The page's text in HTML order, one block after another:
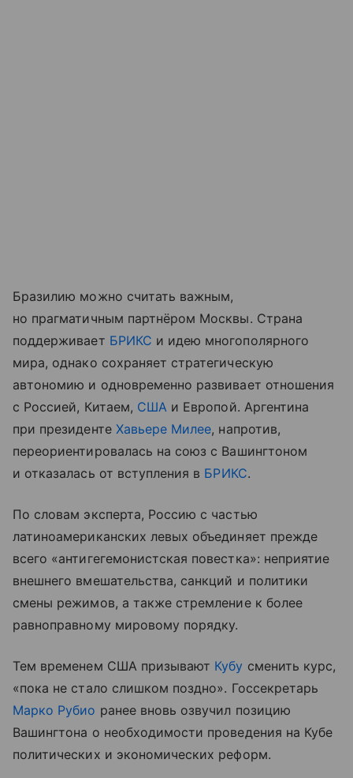
Бразилию можно считать важным,
но прагматичным партнёром Москвы. Страна
поддерживает БРИКС и идею многополярного
мира, однако сохраняет стратегическую
автономию и одновременно развивает отношения
с Россией, Китаем, США и Европой. Аргентина
при президенте Хавьере Милее, напротив,
переориентировалась на союз с Вашингтоном
и отказалась от вступления в БРИКС.
По словам эксперта, Россию с частью
латиноамериканских левых объединяет прежде
всего «антигегемонистская повестка»: неприятие
внешнего вмешательства, санкций и политики
смены режимов, а также стремление к более
равноправному мировому порядку.
Тем временем США призывают Кубу сменить курс,
«пока не стало слишком поздно». Госсекретарь
Марко Рубио ранее вновь озвучил позицию
Вашингтона о необходимости проведения на Кубе
политических и экономических реформ.